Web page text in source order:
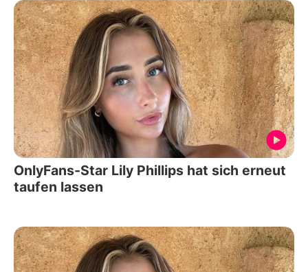
OnlyFans-Star Lily Phillips hat sich erneut
taufen lassen